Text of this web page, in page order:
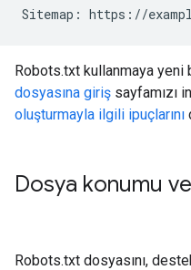
Sitemap: https://
Robots.txt kullanmaya yeni
dosyasına giriş sayfamızı
oluşturmayla ilgili ipuçlarını
Dosya konumu
Robots.txt dosyasını,